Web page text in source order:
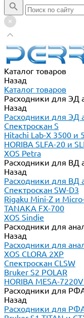
Каталог товаров
Назад
Каталог товаров
Расходники для ЭД
Назад
Расходники для ЭД
Спектроскан S
Hitachi Lab-X 3500 и
HORIBA SLFA-20 и
XOS Petra
Расходники для ВД
Назад
Расходники для ВД
Спектроскан SW-D3
Rigaku Mini-Z и
TANAKA FX-700
XOS Sindie
Расходники для
Назад
Расходники для
XOS CLORA 2XP
Спектроскан CLSW
Bruker S2 POLAR
HORIBA MESA-
Расходники для
Назад
Расходники для